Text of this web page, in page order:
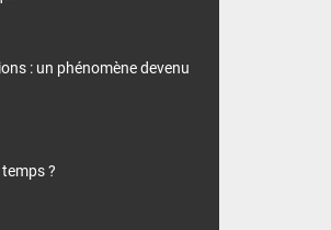
: un phénomène devenu
?